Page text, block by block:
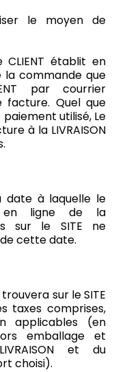
le moyen de
établit en
la commande que
par courrier
facture. Quel que
utilisé, Le
à la LIVRAISON
date à laquelle le
en ligne de la
sur le SITE ne
cette date.
trouvera sur le SITE
taxes comprises,
applicables (en
emballage et
et du
choisi).